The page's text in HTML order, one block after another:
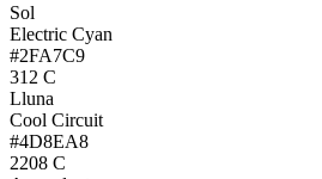
Sol
Electric Cyan
#2FA7C9
312 C
Lluna
Cool Circuit
#4D8EA8
2208 C